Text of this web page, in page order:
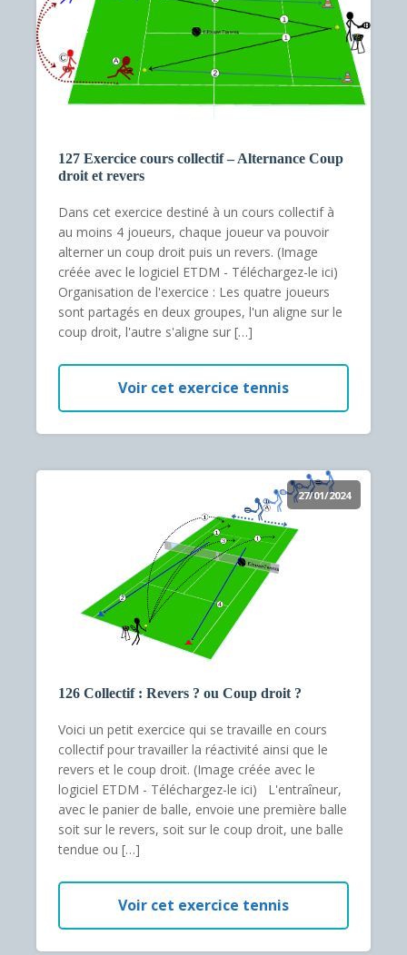
127 Exercice cours collectif – Alternance Coup
droit et revers
Dans cet exercice destiné à un cours collectif à
au moins 4 joueurs, chaque joueur va pouvoir
alterner un coup droit puis un revers. (Image
créée avec le logiciel ETDM - Téléchargez-le ici)
Organisation de l'exercice : Les quatre joueurs
sont partagés en deux groupes, l'un aligne sur le
coup droit, l'autre s'aligne sur […]
Voir cet exercice tennis
27/01/2024
126 Collectif : Revers ? ou Coup droit ?
Voici un petit exercice qui se travaille en cours
collectif pour travailler la réactivité ainsi que le
revers et le coup droit. (Image créée avec le
logiciel ETDM - Téléchargez-le ici) L'entraîneur,
avec le panier de balle, envoie une première balle
soit sur le revers, soit sur le coup droit, une balle
tendue ou […]
Voir cet exercice tennis